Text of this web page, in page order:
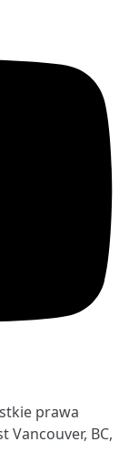
prawa
Vancouver, BC,